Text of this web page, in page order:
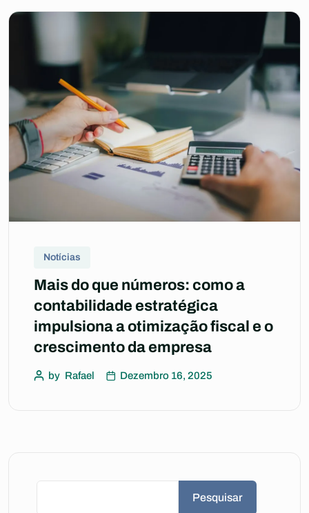
Notícias
Mais do que números: como a
contabilidade estratégica
impulsiona a otimização fiscal e o
crescimento da empresa
by Rafael Dezembro 16, 2025
Pesquisar